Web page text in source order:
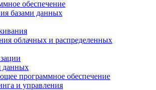
обеспечение
базами данных
облачных и распределенных
данных
программное обеспечение
и управления